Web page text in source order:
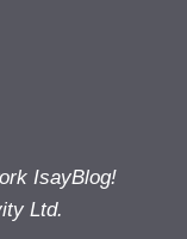
IsayBlog!
Ltd.